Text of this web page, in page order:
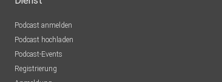
Podcast anmelden
Podcast hochladen
Podcast-Events
Registrierung